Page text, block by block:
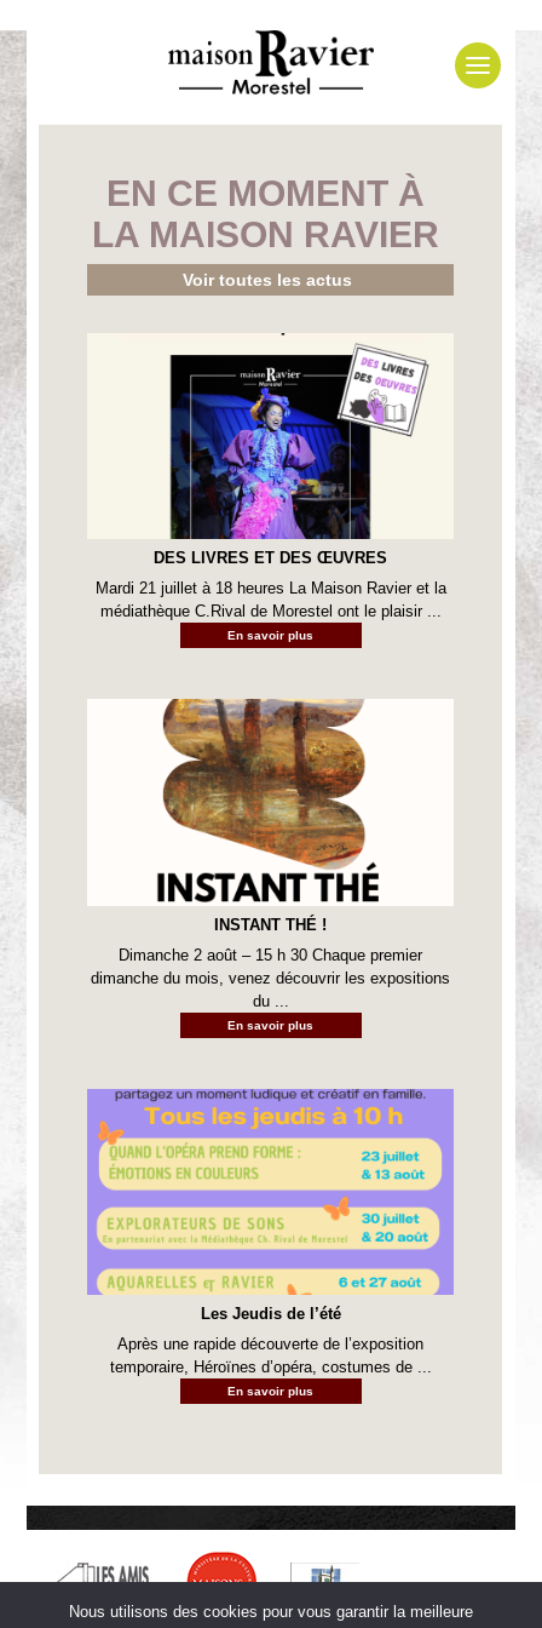
EN CE MOMENT À
LA MAISON RAVIER
Voir toutes les actus
DES LIVRES ET DES ŒUVRES
Mardi 21 juillet à 18 heures La Maison Ravier et la
médiathèque C.Rival de Morestel ont le plaisir ...
En savoir plus
INSTANT THÉ !
Dimanche 2 août – 15 h 30 Chaque premier
dimanche du mois, venez découvrir les expositions
du ...
En savoir plus
Les Jeudis de l’été
Après une rapide découverte de l’exposition
temporaire, Héroïnes d’opéra, costumes de ...
En savoir plus
Nous utilisons des cookies pour vous garantir la meilleure